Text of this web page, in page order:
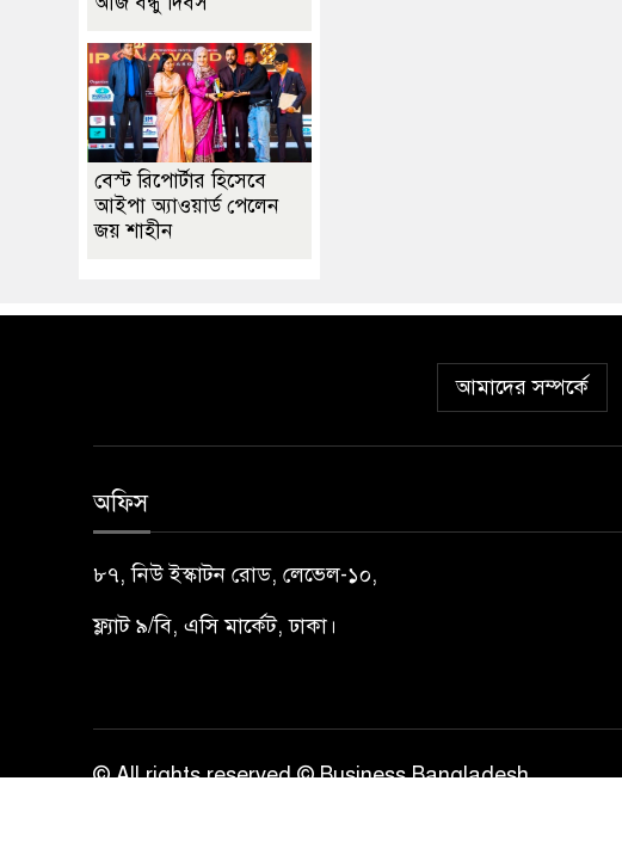
বেস্ট রিপোর্টার হিসেবে
আইপা অ্যাওয়ার্ড পেলেন
জয় শাহীন
আমাদের সম্পর্কে
অফিস
৮৭, নিউ ইস্কাটন রোড, লেভেল-১০,
ফ্ল্যাট ৯/বি, এসি মার্কেট, ঢাকা।
© All rights reserved © Business Bangladesh